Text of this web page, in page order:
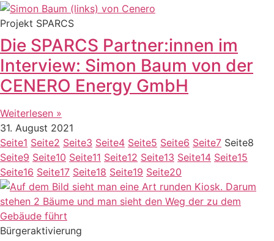
Projekt SPARCS
Die SPARCS Partner:innen im
Interview: Simon Baum von der
CENERO Energy GmbH
Weiterlesen »
31. August 2021
Seite1 Seite2 Seite3 Seite4 Seite5 Seite6 Seite7 Seite8
Seite9 Seite10 Seite11 Seite12 Seite13 Seite14 Seite15
Seite16 Seite17 Seite18 Seite19 Seite20
Bürgeraktivierung